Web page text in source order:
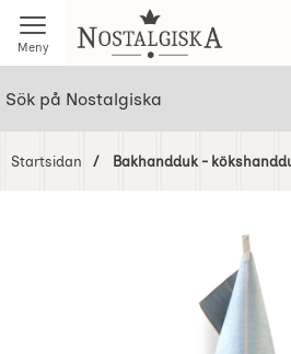
Meny Startsidan för
Startsidan Bakhandduk -